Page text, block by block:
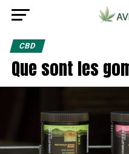
CBD
Que sont les